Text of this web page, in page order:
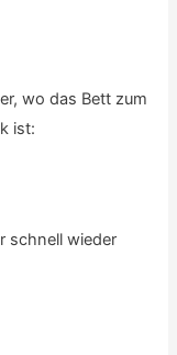
wo das Bett zum
ist:
schnell wieder